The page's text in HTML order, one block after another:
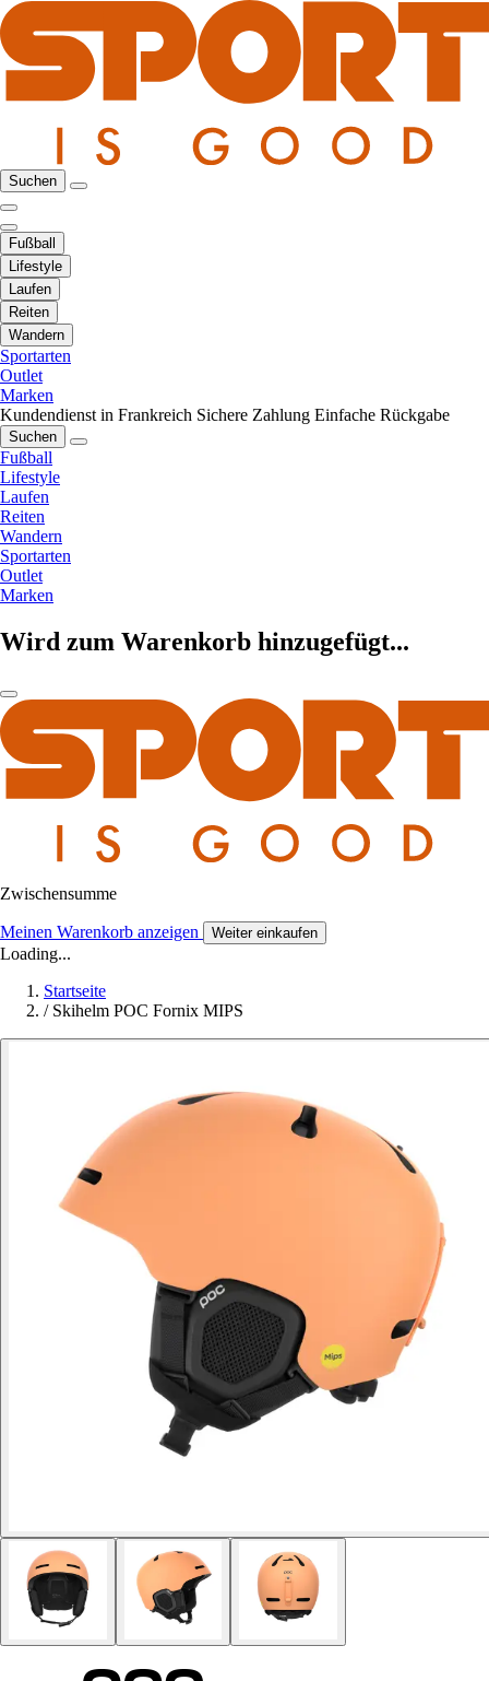
Suchen
Fußball
Lifestyle
Laufen
Reiten
Wandern
Sportarten
Outlet
Marken
Kundendienst in Frankreich Sichere Zahlung Einfache Rückgabe
Suchen
Fußball
Lifestyle
Laufen
Reiten
Wandern
Sportarten
Outlet
Marken
Wird zum Warenkorb hinzugefügt...
Zwischensumme
Meinen Warenkorb anzeigen Weiter einkaufen
Loading...
Startseite
/ Skihelm POC Fornix MIPS